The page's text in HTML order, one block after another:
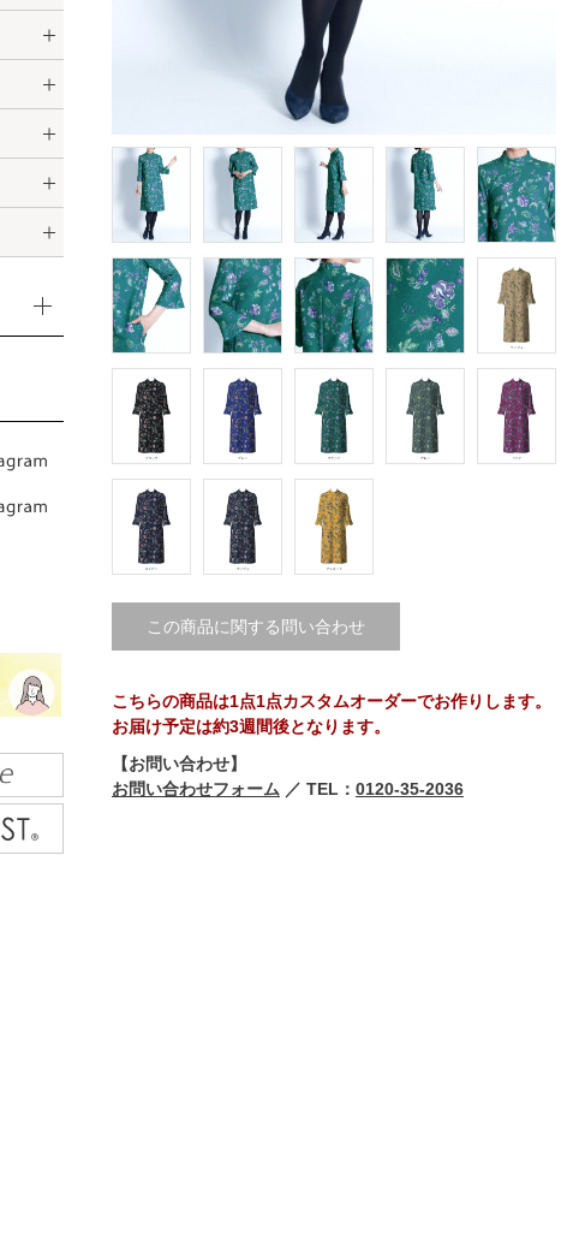
この商品に関する問い合わせ
こちらの商品は1点1点カスタムオーダーでお作りします。
お届け予定は約3週間後となります。
【お問い合わせ】
お問い合わせフォーム ／ TEL： 0120-35-2036